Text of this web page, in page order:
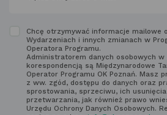
poniżej
Zapoznaj
z regulaminem
newsletter'a
Chcę otrzymywać informacje mailowe
Wydarzeniach i innych zmianach w
Operatora Programu.
Administratorem danych osobowych
korespondencją są Międzynarodowe
Operator Programu OK Poznań. Masz
z ww. zgód, dostępu do danych oraz
sprostowania, sprzeciwu, ich
przetwarzania, jak również prawo
Urzędu Ochrony Danych Osobowych.